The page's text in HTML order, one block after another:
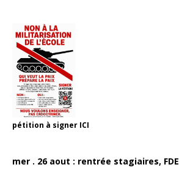
pétition à signer ICI
mer . 26 aout : rentrée stagiaires, FDE